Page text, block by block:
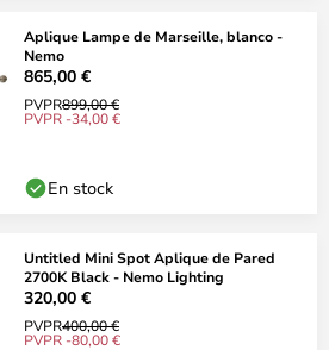
Aplique Lampe de Marseille, blanco -
Nemo
865,00 €
PVPR899,00 €
PVPR -34,00 €
En stock
Untitled Mini Spot Aplique de Pared
2700K Black - Nemo Lighting
320,00 €
PVPR400,00 €
PVPR -80,00 €